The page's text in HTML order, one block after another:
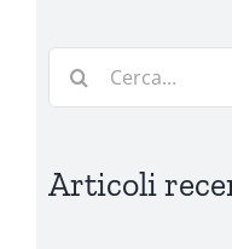
Cerca
Articoli